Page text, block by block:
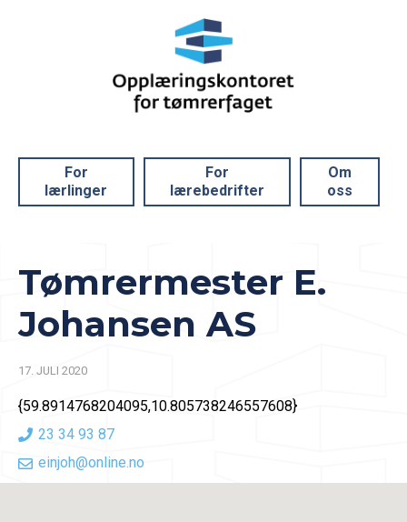
For
lærlinger
For
lærebedrifter
Om
oss
Tømrermester E.
Johansen AS
17. JULI 2020
{59.8914768204095,10.805738246557608}
23 34 93 87
einjoh@online.no